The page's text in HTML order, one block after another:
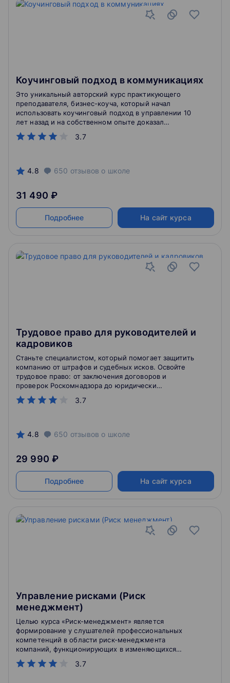
Коучинговый подход в коммуникациях
3.7
Это уникальный авторский курс практикующего
преподавателя, бизнес-коуча, который начал
использовать коучинговый подход в управлении 10
лет назад и на собственном опыте доказал
эффективность данного подхода в бизнесе, особенно
в кризисное время.
4.8 650 отзывов о школе
31 490 ₽
Подробнее На сайт курса
Трудовое право для руководителей и
кадровиков
3.7
Станьте специалистом, который помогает защитить
компанию от штрафов и судебных исков. Освойте
трудовое право: от заключения договоров и
проверок Роскомнадзора до юридически
безупречных увольнений. Превращайте
законодательные нормы в рабочие инструменты,
4.8 650 отзывов о школе
29 990 ₽
Подробнее На сайт курса
Управление рисками (Риск
менеджмент)
3.7
Целью курса «Риск-менеджмент» является
формирование у слушателей профессиональных
компетенций в области риск-менеджмента
компаний, функционирующих в изменяющихся
условиях.